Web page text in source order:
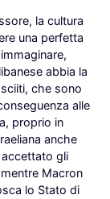
la cultura
una perfetta
abbia la
che sono
alle
proprio in
anche
accettato gli
Macron
lo Stato di